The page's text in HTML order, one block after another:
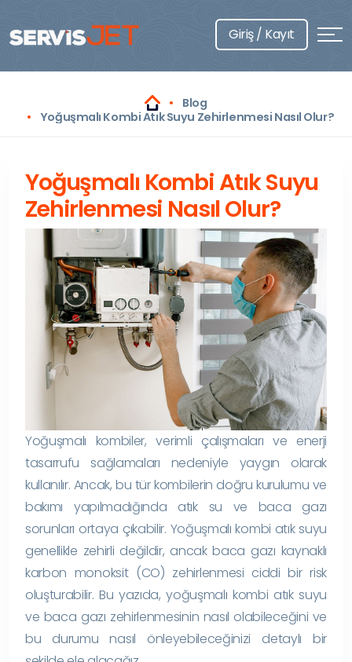
Giriş / Kayıt
Blog
Yoğuşmalı Kombi Atık Suyu Zehirlenmesi Nasıl Olur?
Yoğuşmalı Kombi Atık Suyu
Zehirlenmesi Nasıl Olur?
Yoğuşmalı kombiler, verimli çalışmaları ve enerji
tasarrufu sağlamaları nedeniyle yaygın olarak
kullanılır. Ancak, bu tür kombilerin doğru kurulumu ve
bakımı yapılmadığında atık su ve baca gazı
sorunları ortaya çıkabilir. Yoğuşmalı kombi atık suyu
genellikle zehirli değildir, ancak baca gazı kaynaklı
karbon monoksit (CO) zehirlenmesi ciddi bir risk
oluşturabilir. Bu yazıda, yoğuşmalı kombi atık suyu
ve baca gazı zehirlenmesinin nasıl olabileceğini ve
bu durumu nasıl önleyebileceğinizi detaylı bir